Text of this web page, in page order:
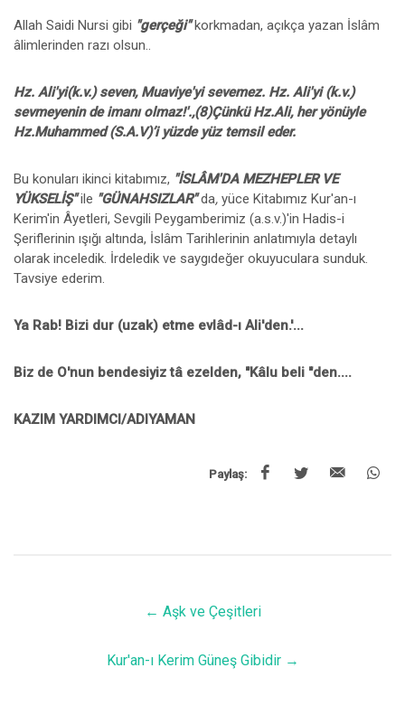
Allah Saidi Nursi gibi "gerçeği"korkmadan, açıkça yazan İslâm
âlimlerinden razı olsun..
Hz. Ali'yi(k.v.) seven, Muaviye'yi sevemez. Hz. Ali'yi (k.v.)
sevmeyenin de imanı olmaz!'.,(8)Çünkü Hz.Ali, her yönüyle
Hz.Muhammed (S.A.V)’i yüzde yüz temsil eder.
Bu konuları ikinci kitabımız, "İSLÂM'DA MEZHEPLER VE
YÜKSELİŞ"ile "GÜNAHSIZLAR"da, yüce Kitabımız Kur'an-ı
Kerim'in Âyetleri, Sevgili Peygamberimiz (a.s.v.)'in Hadis-i
Şeriflerinin ışığı altında, İslâm Tarihlerinin anlatımıyla detaylı
olarak inceledik. İrdeledik ve saygıdeğer okuyuculara sunduk.
Tavsiye ederim.
Ya Rab! Bizi dur (uzak) etme evlâd-ı Ali'den.'...
Biz de O'nun bendesiyiz tâ ezelden, "Kâlu beli "den....
KAZIM YARDIMCI/ADIYAMAN
Paylaş:
← Aşk ve Çeşitleri
Kur'an-ı Kerim Güneş Gibidir→